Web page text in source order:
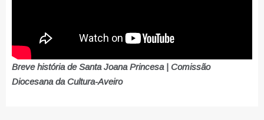
Breve história de Santa Joana Princesa | Comissão
Diocesana da Cultura-Aveiro